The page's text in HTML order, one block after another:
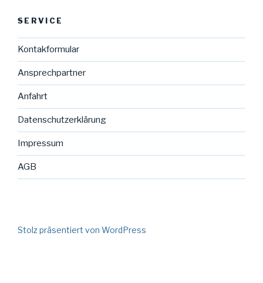
SERVICE
Kontakformular
Ansprechpartner
Anfahrt
Datenschutzerklärung
Impressum
AGB
Stolz präsentiert von WordPress